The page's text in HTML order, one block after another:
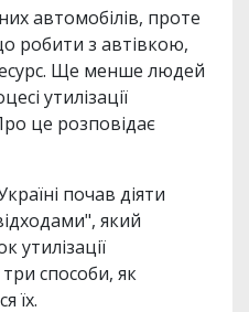
автомобілів, проте
робити з автівкою,
Ще менше людей
утилізації
це розповідає
почав діяти
який
утилізації
способи, як
їх.